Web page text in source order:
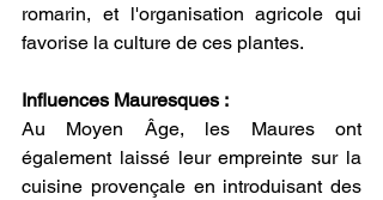
romarin, et l'organisation agricole qui
favorise la culture de ces plantes.
Influences Mauresques :
Au Moyen Âge, les Maures ont
également laissé leur empreinte sur la
cuisine provençale en introduisant des